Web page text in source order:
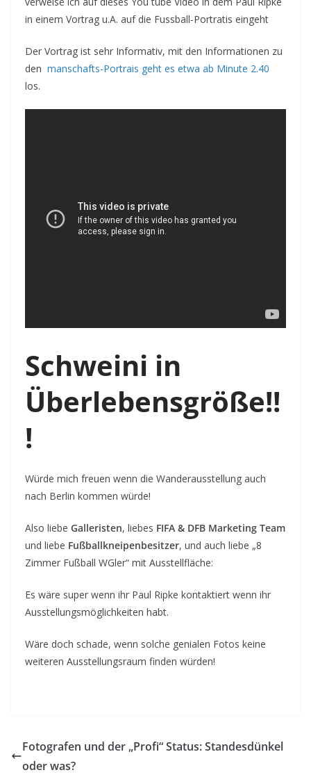
in einem Vortrag u.A. auf die Fussball-Portratis eingeht
Der Vortrag ist sehr Informativ, mit den Informationen zu
den manschafts-Portrais geht es etwa ab Minute 2.40
los.
Schweini in
Überlebensgröße!!
!
Würde mich freuen wenn die Wanderausstellung auch
nach Berlin kommen würde!
Also liebe Galleristen, liebes FIFA & DFB Marketing Team
und liebe Fußballkneipenbesitzer, und auch liebe „8
Zimmer Fußball WGler“ mit Ausstellfläche:
Es wäre super wenn ihr Paul Ripke kontaktiert wenn ihr
Ausstellungsmöglichkeiten habt.
Wäre doch schade, wenn solche genialen Fotos keine
weiteren Ausstellungsraum finden würden!
Fotografen und der „Profi“ Status: Standesdünkel
oder was?